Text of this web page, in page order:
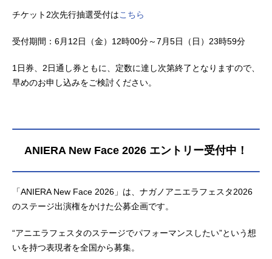
チケット2次先行抽選受付はこちら
受付期間：6月12日（金）12時00分～7月5日（日）23時59分
1日券、2日通し券ともに、定数に達し次第終了となりますので、
早めのお申し込みをご検討ください。
ANIERA New Face 2026 エントリー受付中！
「ANIERA New Face 2026」は、ナガノアニエラフェスタ2026
のステージ出演権をかけた公募企画です。
“アニエラフェスタのステージでパフォーマンスしたい”という想
いを持つ表現者を全国から募集。